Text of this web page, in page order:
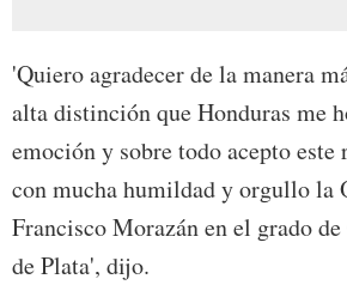
'Quiero agradecer de la manera
alta distinción que Honduras me
emoción y sobre todo acepto
con mucha humildad y orgullo la
Francisco Morazán en el grado
de Plata', dijo.